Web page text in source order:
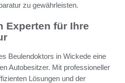
zu gewährleisten.
Experten für Ihre
Beulendoktors in Wickede eine
Autobesitzer. Mit professioneller
Lösungen und der